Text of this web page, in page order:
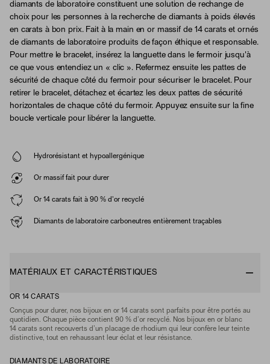
diamants de laboratoire constituent une solution de rechange de
choix pour les personnes à la recherche de diamants à poids élevés
en carats à bon prix. Fait à la main en or massif de 14 carats et ornés
de diamants de laboratoire produits de façon éthique et responsable.
Pour mettre le bracelet, insérez la languette dans le fermoir jusqu'à
ce que vous entendiez un « clic ». Refermez ensuite les pattes de
sécurité de chaque côté du fermoir pour sécuriser le bracelet. Pour
retirer le bracelet, détachez et écartez les deux pattes de sécurité
horizontales de chaque côté du fermoir. Appuyez ensuite sur la fine
boucle verticale pour libérer la languette.
Hydrorésistant et hypoallergénique
Or massif fait pour durer
Or 14 carats fait à 90 % d'or recyclé
Diamants de laboratoire carboneutres entièrement traçables
MATÉRIAUX ET CARACTÉRISTIQUES
OR 14 CARATS
Conçus pour durer, nos bijoux en or 14 carats sont parfaits pour être portés au
quotidien. Chaque pièce contient 90 % d’or recyclé. Nos bijoux en or blanc
14 carats sont recouverts d’un placage de rhodium qui leur confère leur teinte
distinctive, tout en rehaussant leur éclat et leur résistance.
DIAMANTS DE LABORATOIRE